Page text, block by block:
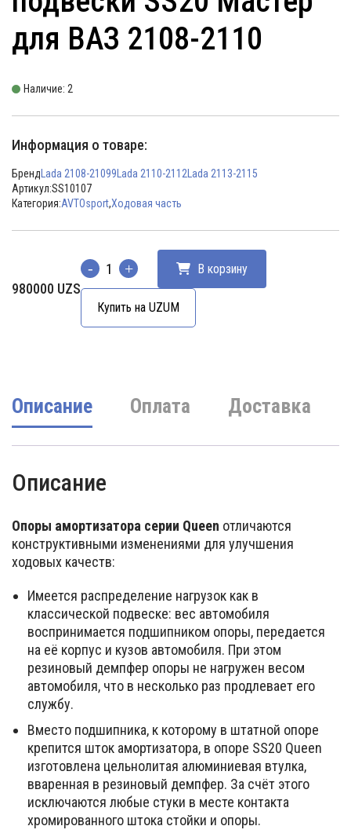
для ВАЗ 2108-2110
Наличие: 2
Информация о товаре:
Бренд Lada 2108-21099 Lada 2110-2112 Lada 2113-2115
Артикул:SS10107
Категория:AVTOsport,Ходовая часть
980000 UZS
Количество В корзину
Купить на UZUM
Описание Оплата Доставка
Описание
Опоры амортизатора серии Queen отличаются
конструктивными изменениями для улучшения
ходовых качеств:
Имеется распределение нагрузок как в
классической подвеске: вес автомобиля
воспринимается подшипником опоры, передается
на её корпус и кузов автомобиля. При этом
резиновый демпфер опоры не нагружен весом
автомобиля, что в несколько раз продлевает его
службу.
Вместо подшипника, к которому в штатной опоре
крепится шток амортизатора, в опоре SS20 Queen
изготовлена цельнолитая алюминиевая втулка,
вваренная в резиновый демпфер. За счёт этого
исключаются любые стуки в месте контакта
хромированного штока стойки и опоры.